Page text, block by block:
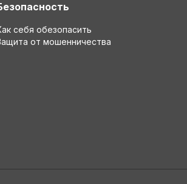
себя обезопасить
от мошенничества